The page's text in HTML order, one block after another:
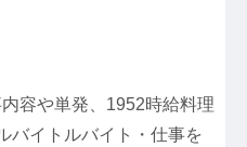
容や単発、1952時給料理
バイトルバイト・仕事を